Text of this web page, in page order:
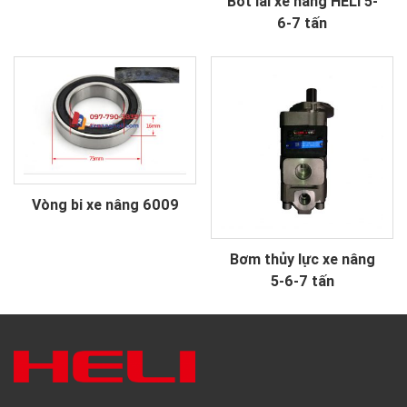
6-7 tấn
Vòng bi xe nâng 6009
Bơm thủy lực xe nâng
5-6-7 tấn